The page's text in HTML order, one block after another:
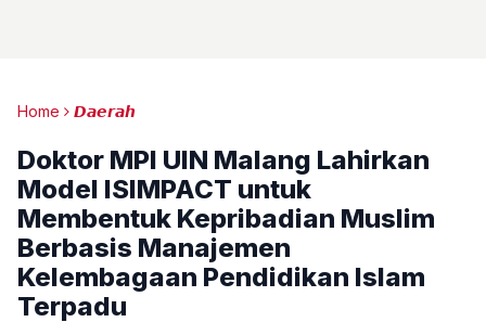
Home 𝘿𝙖𝙚𝙧𝙖𝙝
Doktor MPI UIN Malang Lahirkan
Model ISIMPACT untuk
Membentuk Kepribadian Muslim
Berbasis Manajemen
Kelembagaan Pendidikan Islam
Terpadu